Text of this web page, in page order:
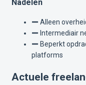
Nadelen
Alleen
Intermediair
Beperkt
platforms
Actuele